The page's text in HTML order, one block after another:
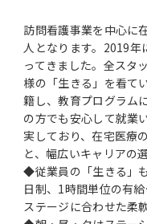
訪問看護事業を中心に
人となります。2019年
ってきました。全スタ
様の「生きる」を看て
籍し、教育プログラム
の方でも安心して就業
実しており、在宅医療
と、幅広いキャリアの
◆従業員の「生きる」
日制、1時間単位の有
ステージに合わせた柔